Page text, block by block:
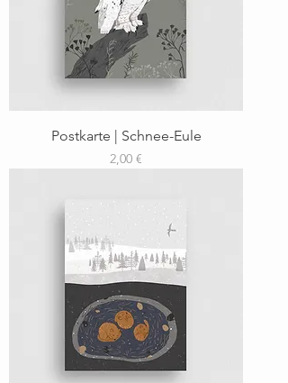
Postkarte | Schnee-Eule
Preis
2,00 €